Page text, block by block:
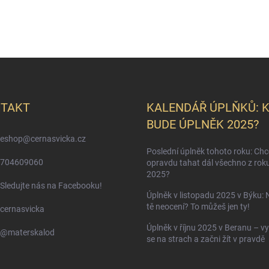
eshop@cernasvicka.cz
704609060
Sledujte nás na Facebooku!
cernasvicka
@materskalod
KALENDÁŘ ÚPLŇKŮ:
BUDE ÚPLNĚK 2025?
Poslední úplněk tohoto roku:
opravdu tahat dál všechno z
2025?
Úplněk v listopadu 2025 v Býku:
tě neocení? To můžeš jen ty!
Úplněk v říjnu 2025 v Beranu –
se na strach a začni žít v pravdě